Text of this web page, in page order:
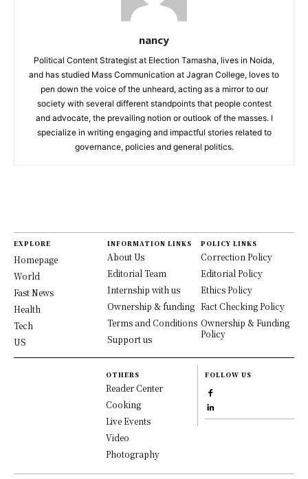
nancy
Political Content Strategist at Election Tamasha, lives in Noida,
and has studied Mass Communication at Jagran College, loves to
pen down the voice of the unheard, acting as a mirror to our
society with several different standpoints that people contest
and advocate, the prevailing notion or outlook of the masses. I
specialize in writing engaging and impactful stories related to
governance, policies and general politics.
EXPLORE
Homepage
World
Fast News
Health
Tech
US
INFORMATION LINKS
About Us
Editorial Team
Internship with us
Ownership & funding
Terms and Conditions
Support us
POLICY LINKS
Correction Policy
Editorial Policy
Ethics Policy
Fact Checking Policy
Ownership & Funding
Policy
OTHERS
Reader Center
Cooking
Live Events
Video
Photography
FOLLOW US